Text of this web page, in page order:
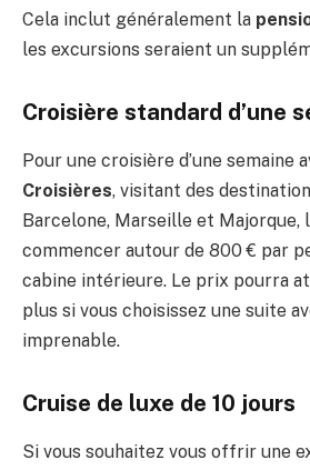
Cela inclut généralement la
les excursions seraient un
Croisière standard d’une
Pour une croisière d’une semaine
Croisières, visitant des
Barcelone, Marseille et
commencer autour de 800 € par
cabine intérieure. Le prix pourra
plus si vous choisissez une suite
imprenable.
Cruise de luxe de 10 jours
Si vous souhaitez vous offrir une